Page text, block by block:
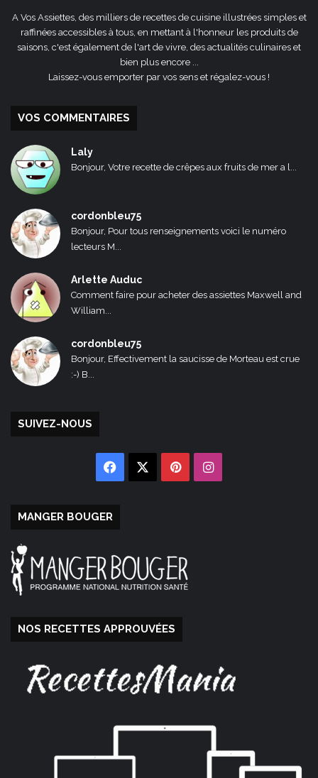
A Vos Assiettes, des milliers de recettes de cuisine illustrées simples et
raffinées accessibles à tous, en mettant à l'honneur les produits de
saisons, c'est également de l'art de vivre, des actualités culinaires et
bien plus encore ...
Laissez-vous emporter par vos sens et régalez-vous !
VOS COMMENTAIRES
Laly
Bonjour, Votre recette de crêpes aux fruits de mer a l...
cordonbleu75
Bonjour, Pour tous renseignements voici le numéro
lecteurs M...
Arlette Auduc
Comment faire pour acheter des assiettes Maxwell and
William...
cordonbleu75
Bonjour, Effectivement la saucisse de Morteau est crue
:-) B...
SUIVEZ-NOUS
Facebook PinterestInstagram
MANGER BOUGER
NOS RECETTES APPROUVÉES